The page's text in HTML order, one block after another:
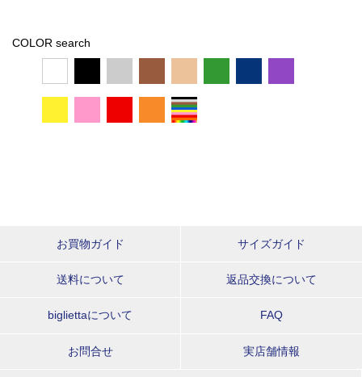
COLOR search
お買物ガイド サイズガイド
送料について 返品交換について
bigliettaについて FAQ
お問合せ 実店舗情報